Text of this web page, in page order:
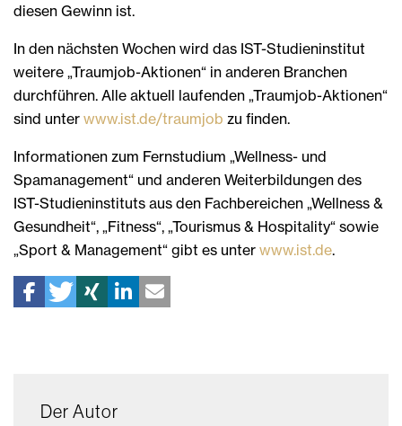
diesen Gewinn ist.
In den nächsten Wochen wird das IST-Studieninstitut
weitere „Traumjob-Aktionen“ in anderen Branchen
durchführen. Alle aktuell laufenden „Traumjob-Aktionen“
sind unter www.ist.de/traumjob zu finden.
Informationen zum Fernstudium „Wellness- und
Spamanagement“ und anderen Weiterbildungen des
IST-Studieninstituts aus den Fachbereichen „Wellness &
Gesundheit“, „Fitness“, „Tourismus & Hospitality“ sowie
„Sport & Management“ gibt es unter www.ist.de.
Der Autor